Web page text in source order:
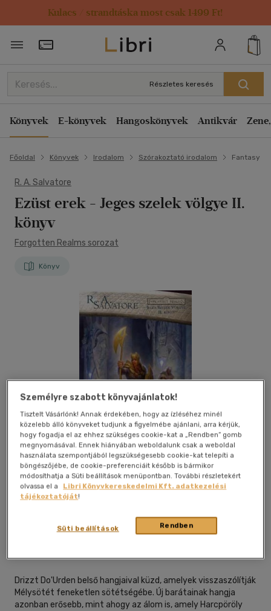
Kulacs / strandtáska most csak 1499 Ft!
Törzsvásárlói Kártya adatai
Részletes keresés
Könyvek E-könyvek Hangoskönyvek Antikvár
Főoldal Könyvek Irodalom Szórakoztató irodalom Fantasy
R. A. Salvatore
Ezüst erek - Jeges szelek völgye II.
könyv
Forgotten Realms sorozat
Könyv
Kívánságlistához adom
Drizzt Do'Urden belső hangjaival küzd, amelyek visszaszólítják
Mélysötét feneketlen sötétségébe. Új barátainak hangja
azonban erősebb, mint ahogy az álom is, amely Harcpöröly
Személyre szabott könyvajánlatok!
Tisztelt Vásárlónk! Annak érdekében, hogy az ízléséhez minél
közelebb álló könyveket tudjunk a figyelmébe ajánlani, arra kérjük,
hogy fogadja el az ehhez szükséges cookie-kat a „Rendben” gomb
megnyomásával. Ennek hiányában weboldalunk csak a weboldal
használata szempontjából legszükségesebb cookie-kat telepíti a
böngészőjébe, de cookie-preferenciáit később is bármikor
módosíthatja a Süti beállítások menüpontban. További részletekért
olvassa el a
Libri Könyvkereskedelmi Kft. adatkezelési
tájékoztatóját!
Rendben
Süti beállítások